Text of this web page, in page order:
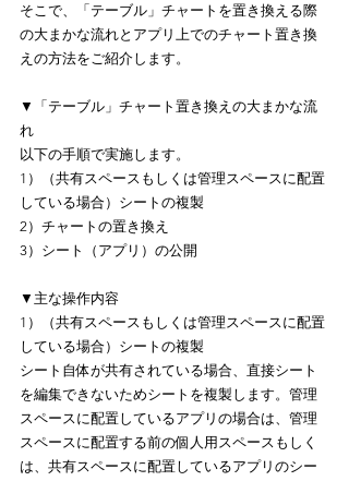
そこで、「テーブル」チャートを置き換える際
の大まかな流れとアプリ上でのチャート置き換
えの方法をご紹介します。
▼「テーブル」チャート置き換えの大まかな流
れ
以下の手順で実施します。
1）（共有スペースもしくは管理スペースに配置
している場合）シートの複製
2）チャートの置き換え
3）シート（アプリ）の公開
▼主な操作内容
1）（共有スペースもしくは管理スペースに配置
している場合）シートの複製
シート自体が共有されている場合、直接シート
を編集できないためシートを複製します。管理
スペースに配置しているアプリの場合は、管理
スペースに配置する前の個人用スペースもしく
は、共有スペースに配置しているアプリのシー